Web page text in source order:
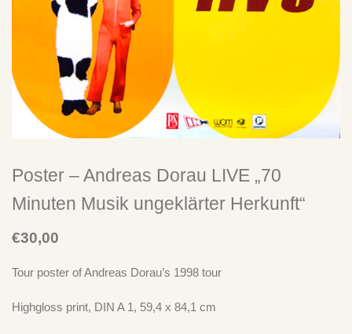
Poster – Andreas Dorau LIVE „70
Minuten Musik ungeklärter Herkunft“
€30,00
Tour poster of Andreas Dorau’s 1998 tour
Highgloss print, DIN A 1, 59,4 x 84,1 cm
CH
Warenkorb
Mega-Pack with Poster!